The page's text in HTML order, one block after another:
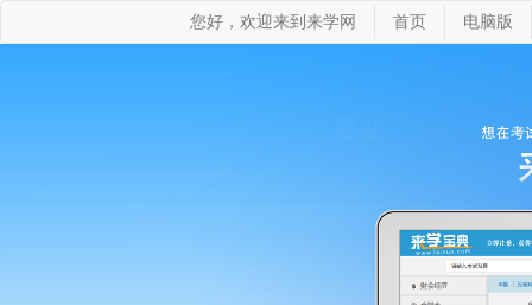
您好，欢迎来到来学网 首页 电脑版